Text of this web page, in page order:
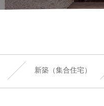
新築（集合住宅）